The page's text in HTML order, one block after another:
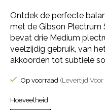
Ontdek de perfecte
met de Gibson Plectrum
bevat drie Medium
veelzijdig gebruik, van
akkoorden tot subtiele
Op voorraad
Hoeveelheid: